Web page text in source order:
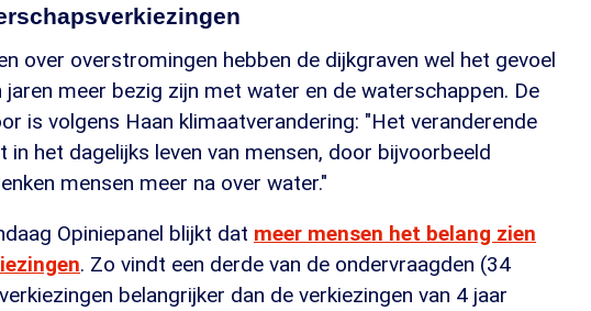
over overstromingen hebben de dijkgraven wel het gevoel
meer bezig zijn met water en de waterschappen. De
is volgens Haan klimaatverandering: "Het veranderende
het dagelijks leven van mensen, door bijvoorbeeld
mensen meer na over water."
Opiniepanel blijkt dat meer mensen het belang zien
. Zo vindt een derde van de ondervraagden (34
belangrijker dan de verkiezingen van 4 jaar